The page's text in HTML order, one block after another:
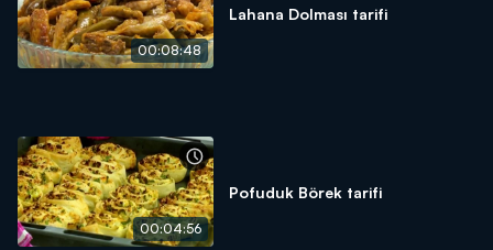
00:08:48
Lahana Dolması tarifi
00:04:56
Pofuduk Börek tarifi